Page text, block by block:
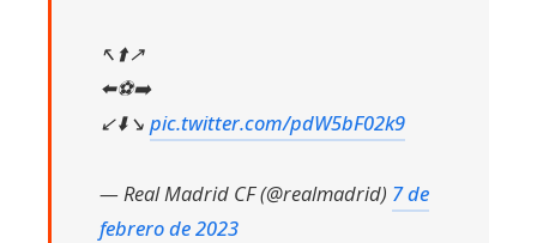
↖️⬆️↗️
⬅️⚽➡️
↙️⬇️↘️ pic.twitter.com/pdW5bF02k9
— Real Madrid CF (@realmadrid) 7 de
febrero de 2023